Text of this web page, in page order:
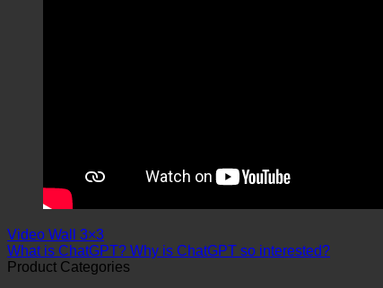
Video Wall 3×3
What is ChatGPT? Why is ChatGPT so interested?
Product Categories